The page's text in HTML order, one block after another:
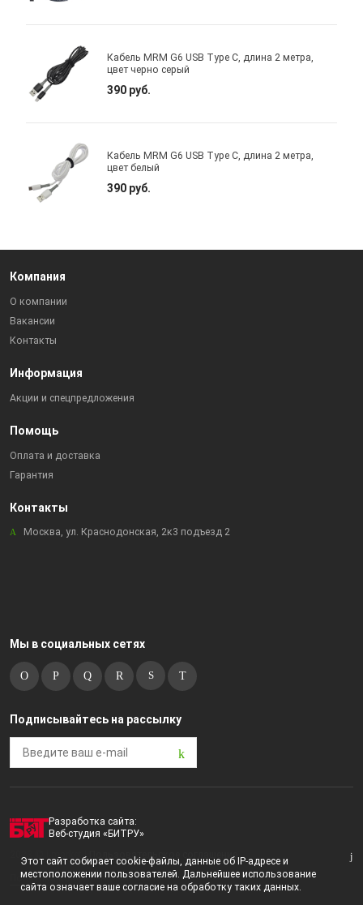
Кабель MRM G6 USB Type C, длина 2 метра,
цвет черно серый
390 руб.
Кабель MRM G6 USB Type C, длина 2 метра,
цвет белый
390 руб.
Компания
О компании
Вакансии
Контакты
Информация
Акции и спецпредложения
Помощь
Оплата и доставка
Гарантия
Контакты
Москва, ул. Краснодонская, 2к3 подъезд 2
Мы в социальных сетях
Подписывайтесь на рассылку
Разработка сайта:
Веб-студия «БИТРУ»
2023 © i-market |
Пользовательское соглашение
Политика конфиденциальности
Этот сайт собирает cookie-файлы, данные об IP-адресе и
местоположении пользователей. Дальнейшее использование
сайта означает ваше согласие на обработку таких данных.